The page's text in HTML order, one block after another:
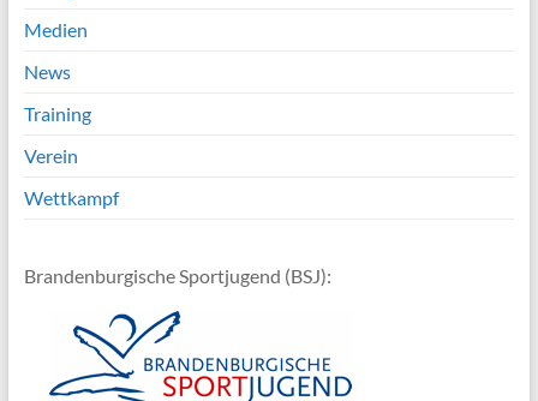
Medien
News
Training
Verein
Wettkampf
Brandenburgische Sportjugend (BSJ):